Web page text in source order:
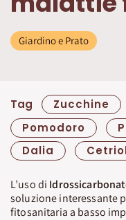
Giardino e Prato
Tag Zucchine
Pomodoro
Dalia
L’uso di
soluzione interessante
fitosanitaria a basso